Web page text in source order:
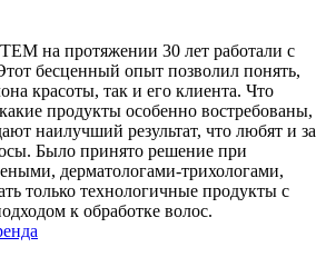
на протяжении 30 лет работали с
бесценный опыт позволил понять,
красоты, так и его клиента. Что
продукты особенно востребованы,
наилучший результат, что любят и за
Было принято решение при
дерматологами-трихологами,
только технологичные продукты с
к обработке волос.